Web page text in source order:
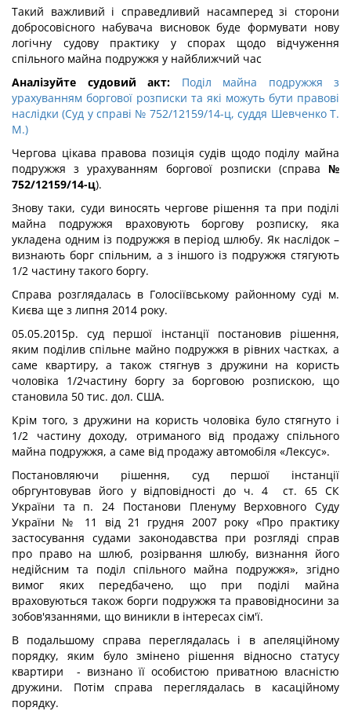
Такий важливий і справедливий насамперед зі сторони
добросовісного набувача висновок буде формувати нову
логічну судову практику у спорах щодо відчуження
спільного майна подружжя у найближчий час
Аналізуйте судовий акт:
Поділ майна подружжя з
урахуванням боргової розписки та які можуть бути правові
наслідки (Суд у справі № 752/12159/14-ц, суддя Шевченко Т.
М.)
Чергова цікава правова позиція судів щодо поділу майна
подружжя з урахуванням боргової розписки (справа №
752/12159/14-ц).
Знову таки, суди виносять чергове рішення та при поділі
майна подружжя враховують боргову розписку, яка
укладена одним із подружжя в період шлюбу. Як наслідок –
визнають борг спільним, а з іншого із подружжя стягують
1/2 частину такого боргу.
Справа розглядалась в Голосіївському районному суді м.
Києва ще з липня 2014 року.
05.05.2015р. суд першої інстанції постановив рішення,
яким поділив спільне майно подружжя в рівних частках, а
саме квартиру, а також стягнув з дружини на користь
чоловіка 1/2частину боргу за борговою розпискою, що
становила 50 тис. дол. США.
Крім того, з дружини на користь чоловіка було стягнуто і
1/2 частину доходу, отриманого від продажу спільного
майна подружжя, а саме від продажу автомобіля «Лексус».
Постановляючи рішення, суд першої інстанції
обргунтовував його у відповідності до ч. 4 ст. 65 СК
України та п. 24 Постанови Пленуму Верховного Суду
України № 11 від 21 грудня 2007 року «Про практику
застосування судами законодавства при розгляді справ
про право на шлюб, розірвання шлюбу, визнання його
недійсним та поділ спільного майна подружжя», згідно
вимог яких передбачено, що при поділі майна
враховуються також борги подружжя та правовідносини за
зобов'язаннями, що виникли в інтересах сім'ї.
В подальшому справа переглядалась і в апеляційному
порядку, яким було змінено рішення відносно статусу
квартири - визнано її особистою приватною власністю
дружини. Потім справа переглядалась в касаційному
порядку.